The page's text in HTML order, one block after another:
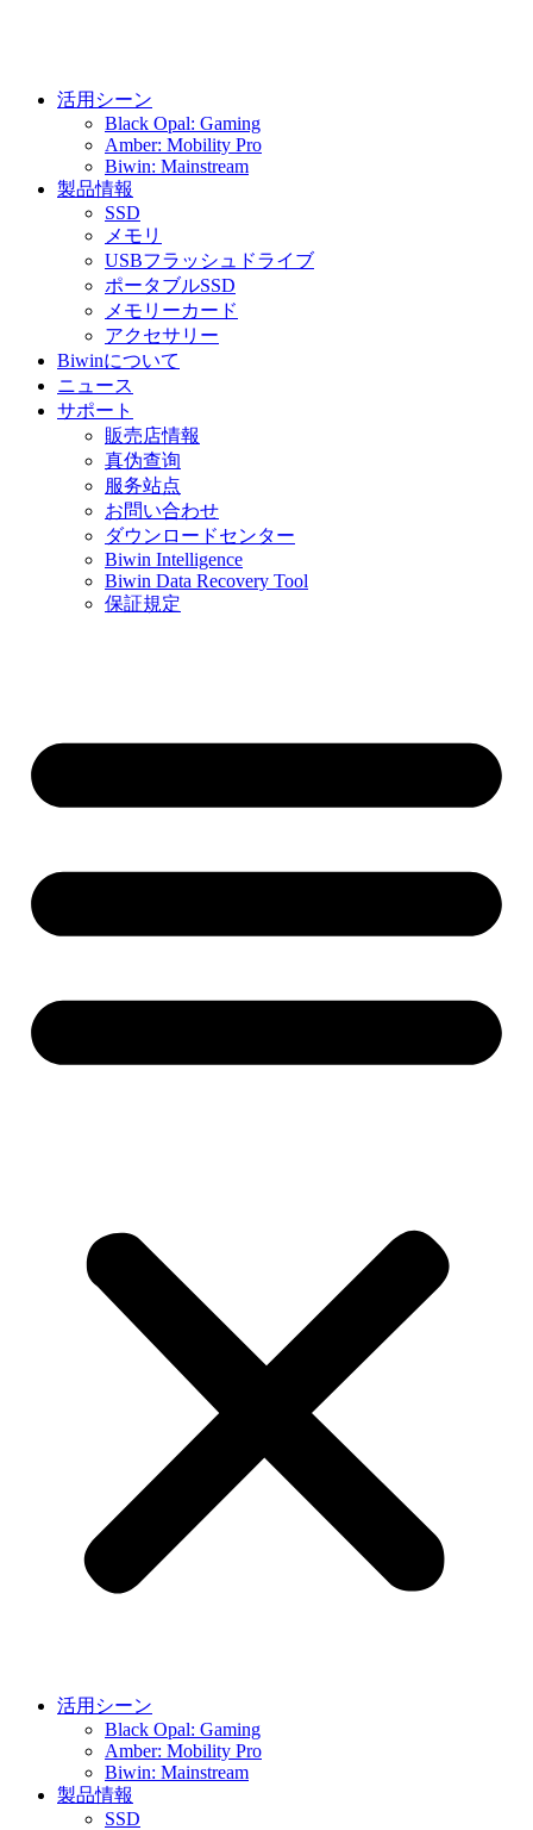
活用シーン
Black Opal: Gaming
Amber: Mobility Pro
Biwin: Mainstream
製品情報
SSD
メモリ
USBフラッシュドライブ
ポータブルSSD
メモリーカード
アクセサリー
Biwinについて
ニュース
サポート
販売店情報
真伪查询
服务站点
お問い合わせ
ダウンロードセンター
Biwin Intelligence
Biwin Data Recovery Tool
保証規定
活用シーン
Black Opal: Gaming
Amber: Mobility Pro
Biwin: Mainstream
製品情報
SSD